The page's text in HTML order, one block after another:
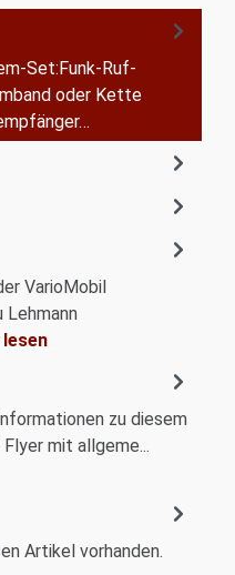
Set:Funk-Ruf-
oder Kette
VarioMobil
Lehmann
zu diesem
mit allgeme...
Artikel vorhanden.